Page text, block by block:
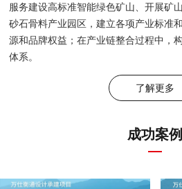
服务建设高标准智能绿色矿山、开展矿
砂石骨料产业园区，建立各项产业标准
源和品牌权益；在产业链整合过程中，
体系。
了解更多
成功案例